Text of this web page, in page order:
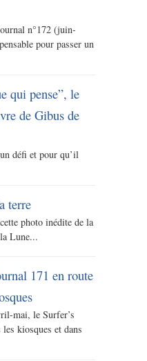
n°172 (juin-
pour passer un
qui pense”, le
de Gibus de
défi et pour qu’il
terre
photo inédite de la
Lune...
171 en route
mai, le Surfer’s
kiosques et dans